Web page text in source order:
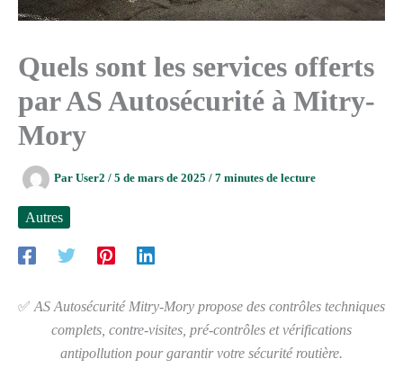
Quels sont les services offerts
par AS Autosécurité à Mitry-
Mory
Par User2 / 5 de mars de 2025 / 7 minutes de lecture
Autres
✅ AS Autosécurité Mitry-Mory propose des contrôles techniques
complets, contre-visites, pré-contrôles et vérifications
antipollution pour garantir votre sécurité routière.